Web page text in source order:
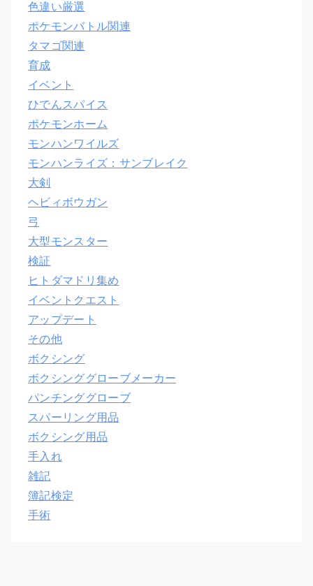
色違い厳選
ポケモンバトル関連
タマゴ関連
育成
イベント
ひでんスパイス
ポケモンホーム
モンハンワイルズ
モンハンライズ：サンブレイク
大剣
ヘビィボウガン
弓
大型モンスター
検証
ヒトダマドリ集め
イベントクエスト
アップデート
その他
ボクシング
ボクシンググローブメーカー
パンチンググローブ
スパーリング用品
ボクシング用品
手入れ
雑記
簿記検定
手術